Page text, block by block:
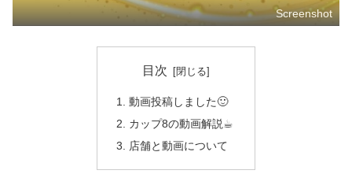
Screenshot
目次
動画投稿しました🙂
カップ8の動画解説☕︎
店舗と動画について